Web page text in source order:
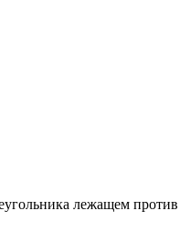
лежащем против